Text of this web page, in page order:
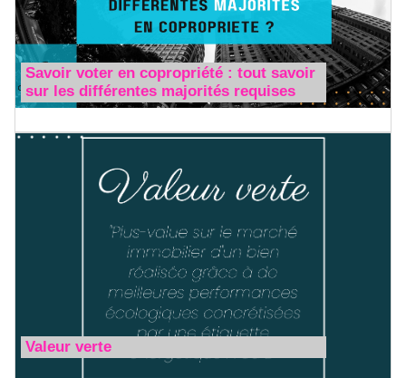
Savoir voter en copropriété : tout savoir
sur les différentes majorités requises
Valeur verte